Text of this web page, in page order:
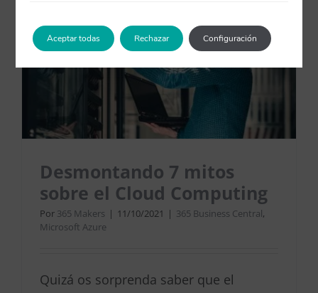
Desmontando 7 mitos
sobre el Cloud Computing
Por 365 Makers | 11/10/2021 | 365 Business Central,
Microsoft Azure
Quizá os sorprenda saber que el
Aceptar todas Rechazar Configuración